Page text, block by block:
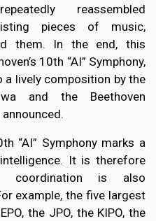
reassembled
pieces of music,
them. In the end, this
10th “AI” Symphony,
lively composition by the
and the Beethoven
“AI” Symphony marks a
It is therefore
coordination is also
example, the five largest
the JPO, the KIPO, the